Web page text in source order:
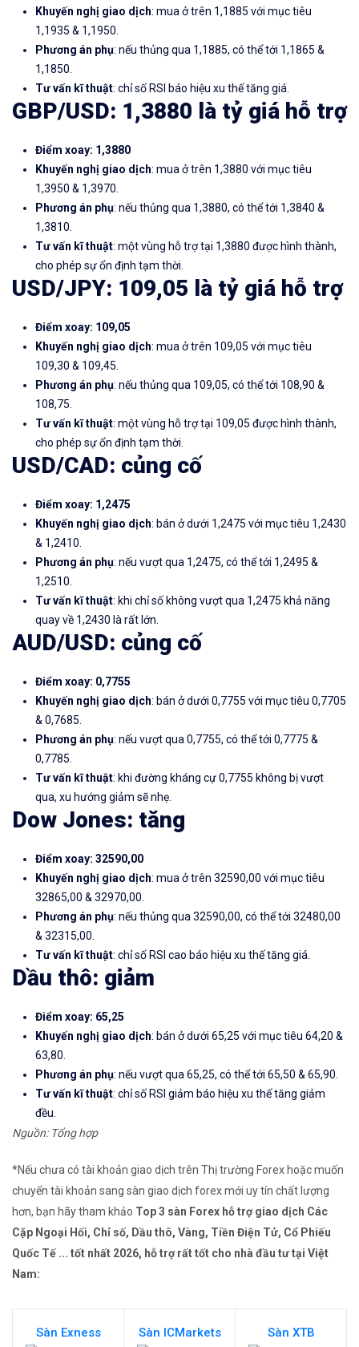
Khuyến nghị giao dịch: mua ở trên 1,1885 với mục tiêu
1,1935 & 1,1950.
Phương án phụ: nếu thủng qua 1,1885, có thể tới 1,1865 &
1,1850.
Tư vấn kĩ thuật: chỉ số RSI báo hiệu xu thế tăng giá.
GBP/USD: 1,3880 là tỷ giá hỗ trợ
Điểm xoay: 1,3880
Khuyến nghị giao dịch: mua ở trên 1,3880 với mục tiêu
1,3950 & 1,3970.
Phương án phụ: nếu thủng qua 1,3880, có thể tới 1,3840 &
1,3810.
Tư vấn kĩ thuật: một vùng hỗ trợ tại 1,3880 được hình thành,
cho phép sự ổn định tạm thời.
USD/JPY: 109,05 là tỷ giá hỗ trợ
Điểm xoay: 109,05
Khuyến nghị giao dịch: mua ở trên 109,05 với mục tiêu
109,30 & 109,45.
Phương án phụ: nếu thủng qua 109,05, có thể tới 108,90 &
108,75.
Tư vấn kĩ thuật: một vùng hỗ trợ tại 109,05 được hình thành,
cho phép sự ổn định tạm thời.
USD/CAD: củng cố
Điểm xoay: 1,2475
Khuyến nghị giao dịch: bán ở dưới 1,2475 với mục tiêu 1,2430
& 1,2410.
Phương án phụ: nếu vượt qua 1,2475, có thể tới 1,2495 &
1,2510.
Tư vấn kĩ thuật: khi chỉ số không vượt qua 1,2475 khả năng
quay về 1,2430 là rất lớn.
AUD/USD: củng cố
Điểm xoay: 0,7755
Khuyến nghị giao dịch: bán ở dưới 0,7755 với mục tiêu 0,7705
& 0,7685.
Phương án phụ: nếu vượt qua 0,7755, có thể tới 0,7775 &
0,7785.
Tư vấn kĩ thuật: khi đường kháng cự 0,7755 không bị vượt
qua, xu hướng giảm sẽ nhẹ.
Dow Jones: tăng
Điểm xoay: 32590,00
Khuyến nghị giao dịch: mua ở trên 32590,00 với mục tiêu
32865,00 & 32970,00.
Phương án phụ: nếu thủng qua 32590,00, có thể tới 32480,00
& 32315,00.
Tư vấn kĩ thuật: chỉ số RSI cao báo hiệu xu thế tăng giá.
Dầu thô: giảm
Điểm xoay: 65,25
Khuyến nghị giao dịch: bán ở dưới 65,25 với mục tiêu 64,20 &
63,80.
Phương án phụ: nếu vượt qua 65,25, có thể tới 65,50 & 65,90.
Tư vấn kĩ thuật: chỉ số RSI giảm báo hiệu xu thế tăng giảm
đều.
Nguồn: Tổng hợp
*Nếu chưa có tài khoản giao dịch trên Thị trường Forex hoặc muốn
chuyển tài khoản sang sàn giao dịch forex mới uy tín chất lượng
hơn, bạn hãy tham khảo Top 3 sàn Forex hỗ trợ giao dịch Các
Cặp Ngoại Hối, Chỉ số, Dầu thô, Vàng, Tiền Điện Tử, Cổ Phiếu
Quốc Tế ... tốt nhất 2026, hỗ trợ rất tốt cho nhà đầu tư tại Việt
Nam:
Sàn Exness Sàn ICMarkets Sàn XTB